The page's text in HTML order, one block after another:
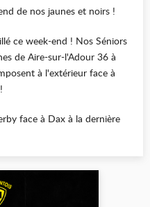
de nos jaunes et noirs !
ce week-end ! Nos Séniors
de Aire-sur-l'Adour 36 à
à l'extérieur face à
face à Dax à la dernière